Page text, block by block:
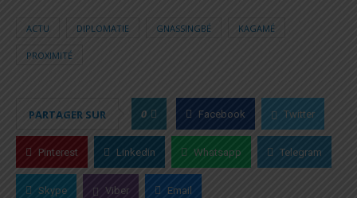
ACTU DIPLOMATIE GNASSINGBÉ KAGAMÉ
PROXIMITÉ
PARTAGER SUR 0 Facebook Twitter
Pinterest Linkedin Whatsapp Telegram
Skype Viber Email